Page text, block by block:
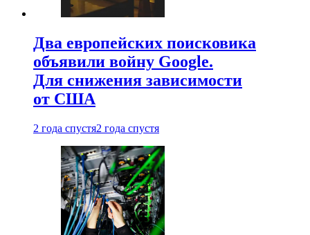
Два европейских поисковика
объявили войну Google.
Для снижения зависимости
от США
2 года спустя2 года спустя